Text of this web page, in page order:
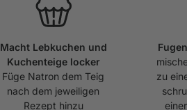
Macht Lebkuchen und
Kuchenteige locker
Füge Natron dem Teig
nach dem jeweiligen
Rezept hinzu
zu